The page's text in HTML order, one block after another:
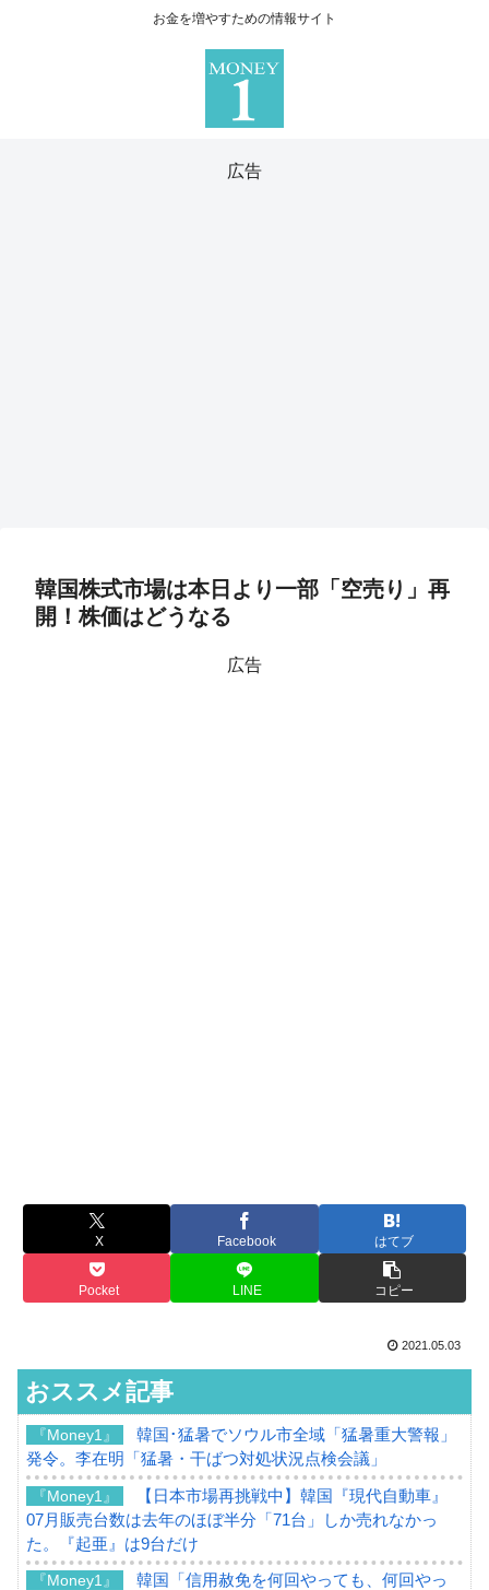
お金を増やすための情報サイト
広告
韓国株式市場は本日より一部「空売り」再
開！株価はどうなる
広告
X Facebook はてブ
Pocket LINE コピー
2021.05.03
おススメ記事
『Money1』
韓国･猛暑でソウル市全域「猛暑重大警報」
発令。李在明「猛暑・干ばつ対処状況点検会議」
『Money1』
【日本市場再挑戦中】韓国『現代自動車』
07月販売台数は去年のほぼ半分「71台」しか売れなかっ
た。『起亜』は9台だけ
『Money1』
韓国「信用赦免を何回やっても、何回やっ